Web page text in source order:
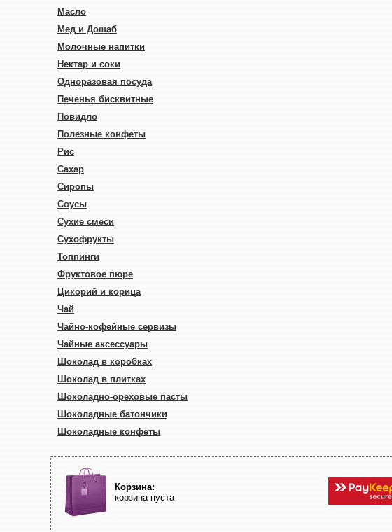
Масло
Мед и Дошаб
Молочные напитки
Нектар и соки
Одноразовая посуда
Печенья бисквитные
Повидло
Полезные конфеты
Рис
Сахар
Сиропы
Соусы
Сухие смеси
Сухофрукты
Топпинги
Фруктовое пюре
Цикорий и корица
Чай
Чайно-кофейные сервизы
Чайные аксессуары
Шоколад в коробках
Шоколад в плитках
Шоколадно-ореховые пасты
Шоколадные батончики
Шоколадные конфеты
Корзина:
корзина пуста